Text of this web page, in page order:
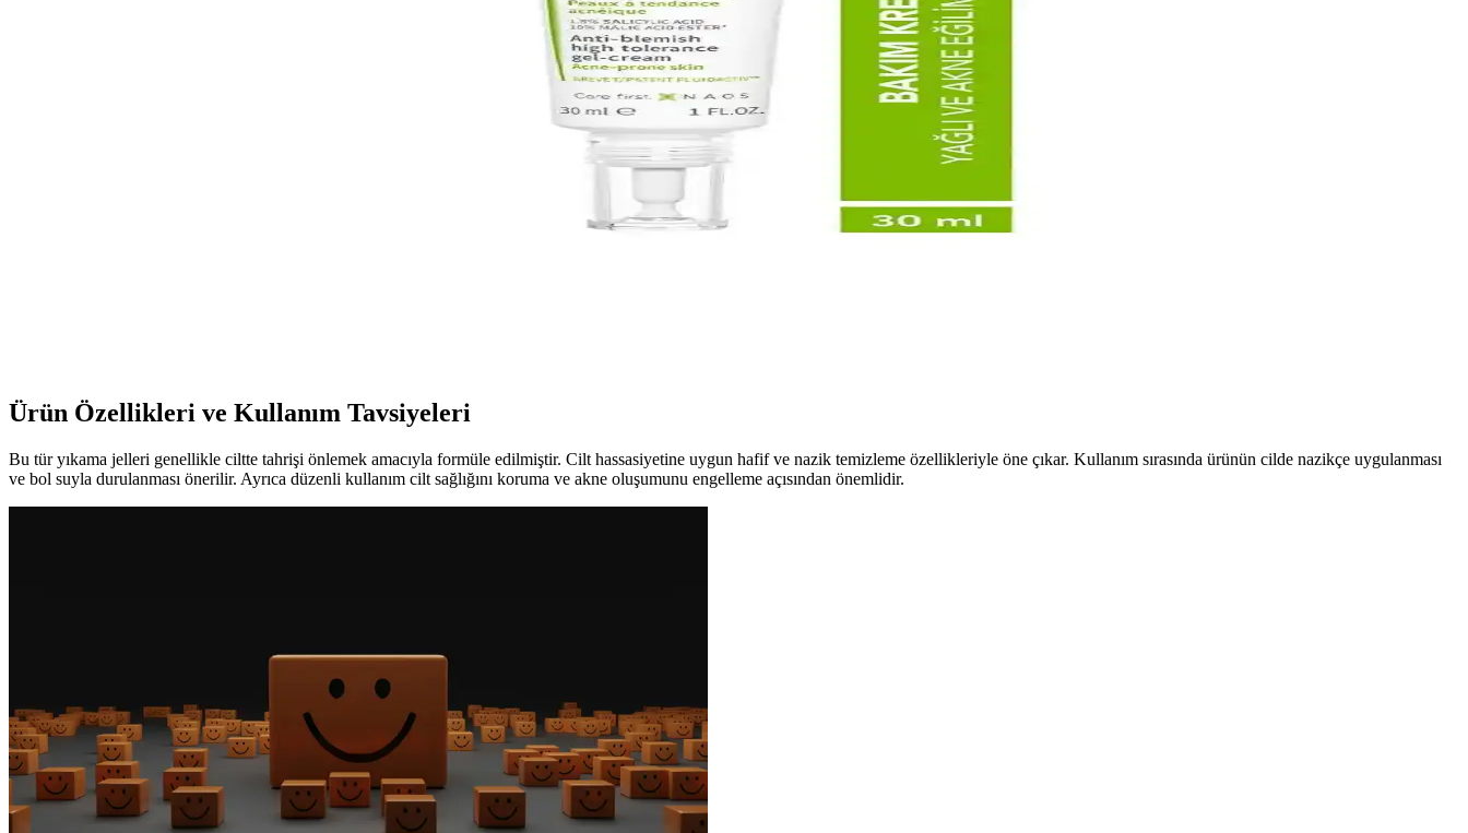
Cilt jelleri, akneye yatkın ciltlerde sebum kontrolü ve gözenek temizliği sağlar. Doğru ürün seçimi ve düzenli kullanım, sağlıklı ve dengeli cilt görünümüne ulaşmada önemli rol oynar.
Akne ve Siyah Nokta Sorunlarına Yönelik Yüz Temizleyici Seçimi ve Kullanımı Rehberi
Akne ve siyah nokta sorunlarına uygun yüz temizleyicilerin özellikleri, içerikleri ve seçim ipuçlarıyla cilt sağlığınızı koruyun ve sorunlarınızı azaltın.
Allerjik Ciltler İçin Bepanthol Krem: Cilt Bariyerini Güçlendiren ve Rahatlatıcı Etkiler
Bepanthol krem, panthenol içeriğiyle allerjik ciltlerde tahrişi hafifletir, nem sağlar ve cilt bariyerini güçlendirir. Kullanımıyla kızarıklık ve kaşıntıya karşı etkili destek sunar.
Dr.C.Tuna Çay Ağacı Yağlı Sos Serumu: Çok Yönlü Doğal Cilt ve Saç Bakım Ürünü
Ürün Özellikleri ve Kullanım Tavsiyeleri
Bu tür yıkama jelleri genellikle ciltte tahrişi önlemek amacıyla formüle edilmiştir. Cilt hassasiyetine uygun hafif ve nazik temizleme özellikleriyle öne çıkar. Kullanım sırasında ürünün cilde nazikçe uygulanması
ve bol suyla durulanması önerilir. Ayrıca düzenli kullanım cilt sağlığını koruma ve akne oluşumunu engelleme açısından önemlidir.